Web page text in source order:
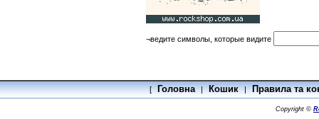
¬ведите символы, которые видите
[ Головна | Кошик | Правила та
Copyright ©